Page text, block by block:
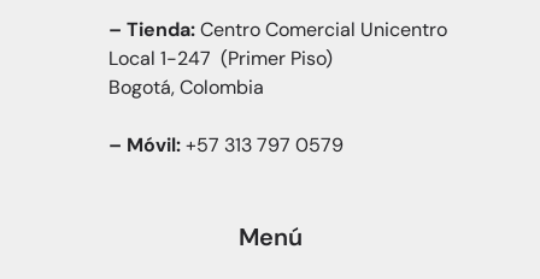
– Tienda:Centro Comercial Unicentro
Local 1-247 (Primer Piso)
Bogotá, Colombia
– Móvil:+57 313 797 0579
Menú